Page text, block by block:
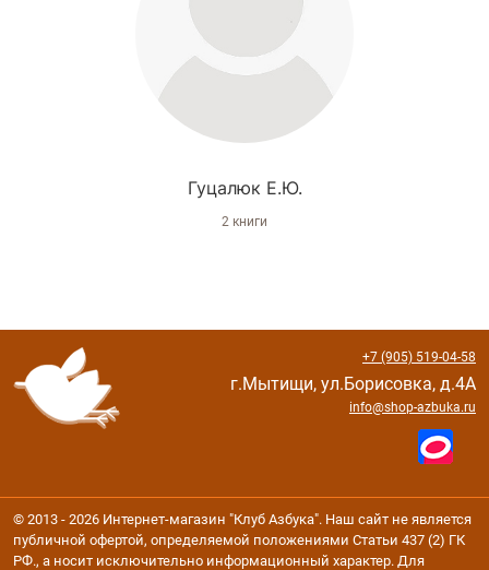
Гуцалюк Е.Ю.
2 книги
+7 (905) 519-04-58
г.Мытищи, ул.Борисовка, д.4А
info@shop-azbuka.ru
© 2013 - 2026 Интернет-магазин "Клуб Азбука". Наш сайт не является
публичной офертой, определяемой положениями Статьи 437 (2) ГК
РФ., а носит исключительно информационный характер. Для